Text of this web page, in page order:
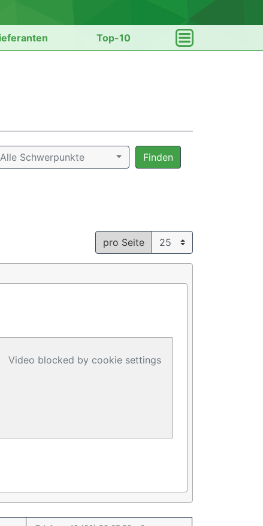
Top-10
Alle Schwerpunkte Finden
pro Seite
Video blocked by cookie settings